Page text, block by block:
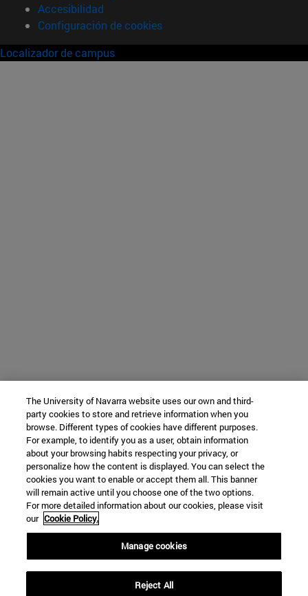
Accesibilidad
Configuración de cookies
Localizador de campus
The University of Navarra website uses our own and third-
party cookies to store and retrieve information when you
browse. Different types of cookies have different purposes.
For example, to identify you as a user, obtain information
about your browsing habits respecting your privacy, or
personalize how the content is displayed. You can select the
cookies you want to enable or accept them all. This banner
will remain active until you choose one of the two options.
For more detailed information about our cookies, please visit
our Cookie Policy.
Manage cookies
Reject All